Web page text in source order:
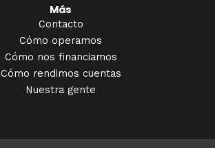
Más
Contacto
Cómo operamos
Cómo nos financiamos
Cómo rendimos cuentas
Nuestra gente